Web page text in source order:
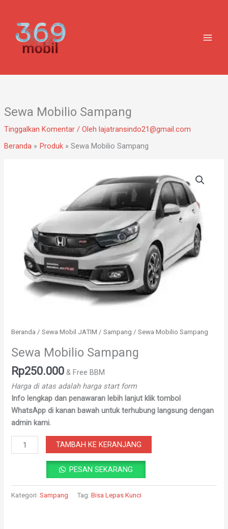
konten
Sewa Mobilio Sampang
Tinggalkan Komentar / Oleh lajatransindo21@gmail.com
Beranda
Produk Sewa Mobilio Sampang
Beranda /Sewa Mobil JATIM /Sampang / Sewa Mobilio Sampang
Sewa Mobilio Sampang
Rp250.000 & Free BBM
Harga di atas adalah harga start form
Info lengkap dan penawaran lebih lanjut klik tombol
WhatsApp di kanan bawah untuk terhubung langsung dengan
admin kami.
TAMBAH KE KERANJANG
PESAN SEKARANG
Kategori:Sampang Tag:Bisa Lepas Kunci